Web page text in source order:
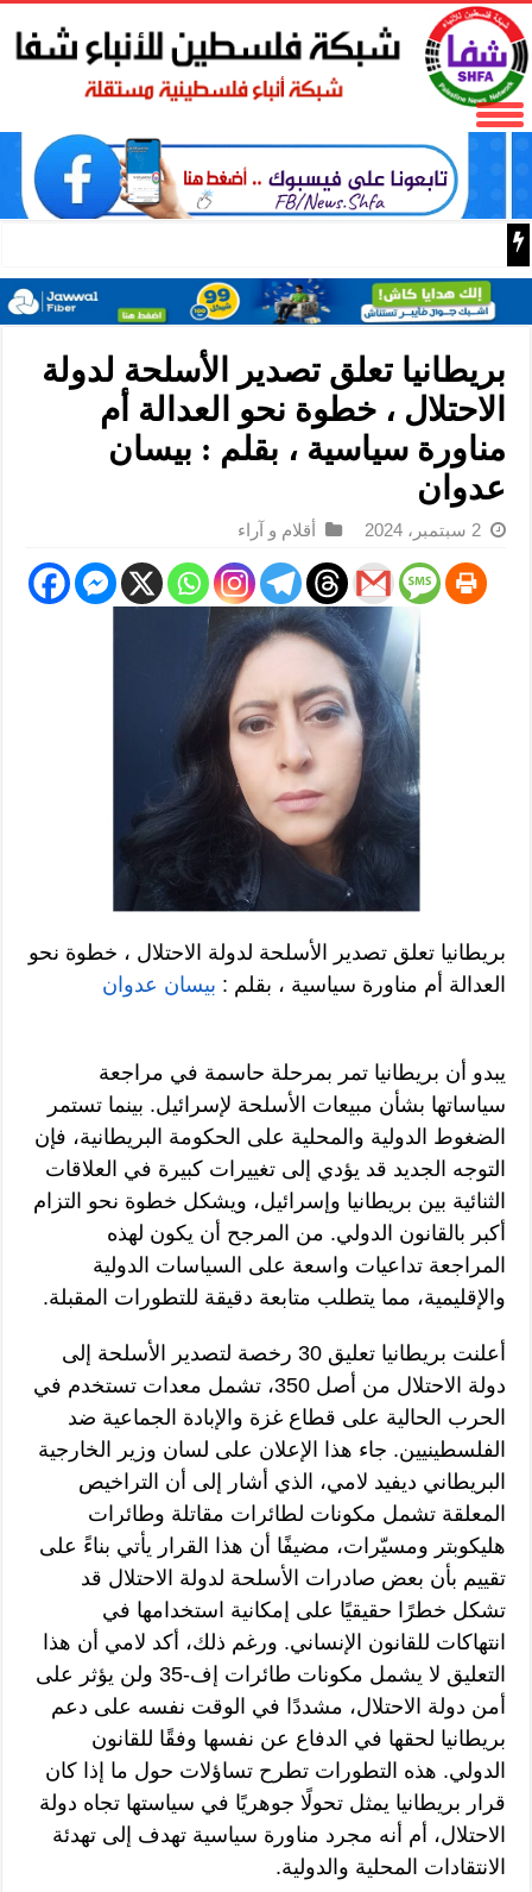
باسم الرئيس: وزير الداخلية زياد هب الريح يمنح العميد
بريطانيا تعلق تصدير الأسلحة لدولة
الاحتلال ، خطوة نحو العدالة أم
مناورة سياسية ، بقلم : بيسان
عدوان
2 سبتمبر، 2024 أقلام و آراء
بريطانيا تعلق تصدير الأسلحة لدولة الاحتلال ، خطوة نحو
العدالة أم مناورة سياسية ، بقلم : بيسان عدوان
يبدو أن بريطانيا تمر بمرحلة حاسمة في مراجعة
سياساتها بشأن مبيعات الأسلحة لإسرائيل. بينما تستمر
الضغوط الدولية والمحلية على الحكومة البريطانية، فإن
التوجه الجديد قد يؤدي إلى تغييرات كبيرة في العلاقات
الثنائية بين بريطانيا وإسرائيل، ويشكل خطوة نحو التزام
أكبر بالقانون الدولي. من المرجح أن يكون لهذه
المراجعة تداعيات واسعة على السياسات الدولية
والإقليمية، مما يتطلب متابعة دقيقة للتطورات المقبلة.
أعلنت بريطانيا تعليق 30 رخصة لتصدير الأسلحة إلى
دولة الاحتلال من أصل 350، تشمل معدات تستخدم في
الحرب الحالية على قطاع غزة والإبادة الجماعية ضد
الفلسطينيين. جاء هذا الإعلان على لسان وزير الخارجية
البريطاني ديفيد لامي، الذي أشار إلى أن التراخيص
المعلقة تشمل مكونات لطائرات مقاتلة وطائرات
هليكوبتر ومسيّرات، مضيفًا أن هذا القرار يأتي بناءً على
تقييم بأن بعض صادرات الأسلحة لدولة الاحتلال قد
تشكل خطرًا حقيقيًا على إمكانية استخدامها في
انتهاكات للقانون الإنساني. ورغم ذلك، أكد لامي أن هذا
التعليق لا يشمل مكونات طائرات إف-35 ولن يؤثر على
أمن دولة الاحتلال، مشددًا في الوقت نفسه على دعم
بريطانيا لحقها في الدفاع عن نفسها وفقًا للقانون
الدولي. هذه التطورات تطرح تساؤلات حول ما إذا كان
قرار بريطانيا يمثل تحولًا جوهريًا في سياستها تجاه دولة
الاحتلال، أم أنه مجرد مناورة سياسية تهدف إلى تهدئة
الانتقادات المحلية والدولية.